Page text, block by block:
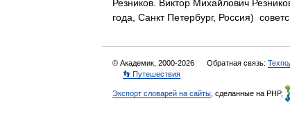
Резников. Виктор Михайлович
года, Санкт Петербург, Россия)
© Академик, 2000-2026 Обратная связь:
👣 Путешествия
Экспорт словарей на сайты , сделанные на PHP,